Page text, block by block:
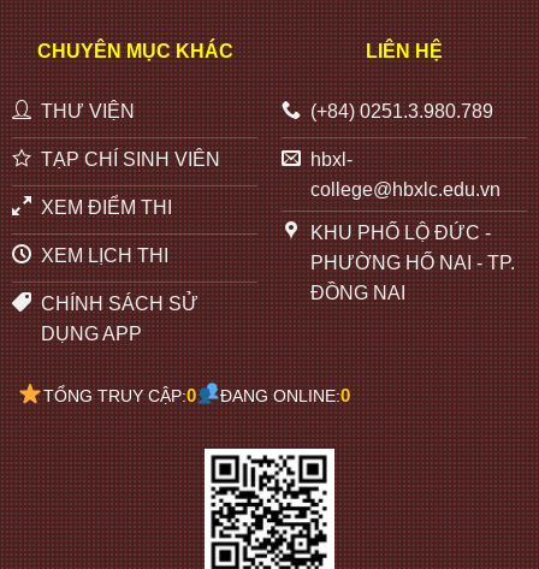
CHUYÊN MỤC KHÁC
THƯ VIỆN
TẠP CHÍ SINH VIÊN
XEM ĐIỂM THI
XEM LỊCH THI
CHÍNH SÁCH SỬ
DỤNG APP
LIÊN HỆ
(+84) 0251.3.980.789
hbxl-
college@hbxlc.edu.vn
KHU PHỐ LỘ ĐỨC -
PHƯỜNG HỐ NAI - TP.
ĐỒNG NAI
TỔNG TRUY CẬP:0 ĐANG ONLINE:0